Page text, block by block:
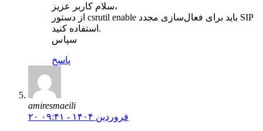
سلام کاربر عزیز،
از دستور csrutil enable باید برای فعال‌سازی مجدد SIP
استفاده کنید.
سپاس
پاسخ
amiresmaeili
۲۰ فروردین ۱۴۰۴ - ۰۹:۴۱